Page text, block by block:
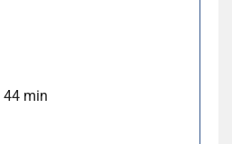
44 min